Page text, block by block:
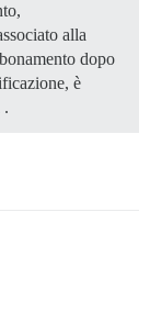
alla
dopo
è
.